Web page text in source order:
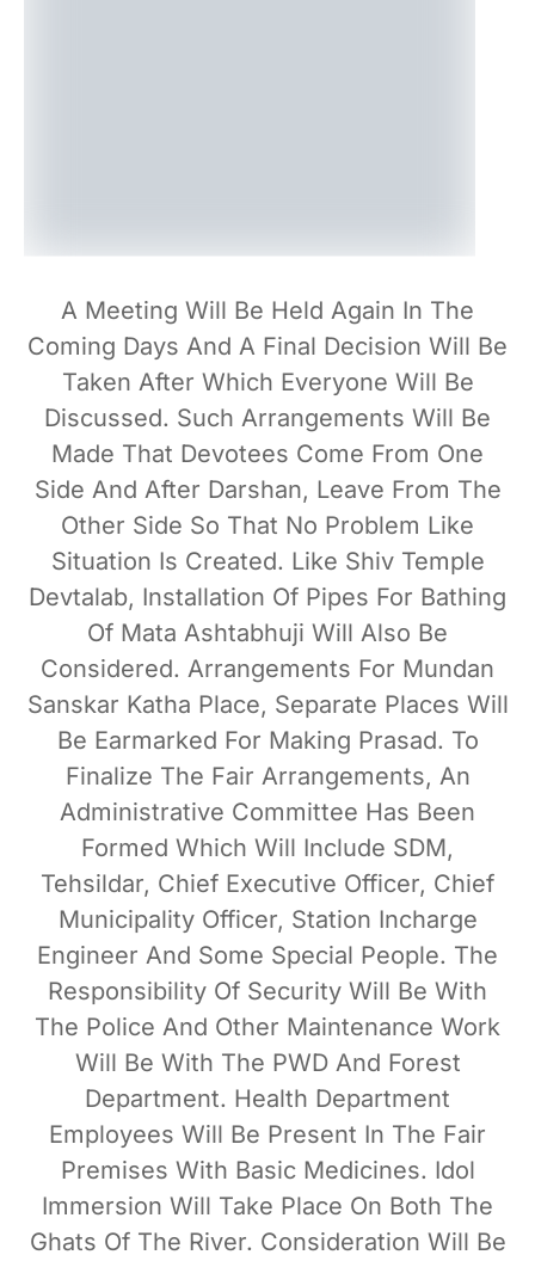
A Meeting Will Be Held Again In The
Coming Days And A Final Decision Will Be
Taken After Which Everyone Will Be
Discussed. Such Arrangements Will Be
Made That Devotees Come From One
Side And After Darshan, Leave From The
Other Side So That No Problem Like
Situation Is Created. Like Shiv Temple
Devtalab, Installation Of Pipes For Bathing
Of Mata Ashtabhuji Will Also Be
Considered. Arrangements For Mundan
Sanskar Katha Place, Separate Places Will
Be Earmarked For Making Prasad. To
Finalize The Fair Arrangements, An
Administrative Committee Has Been
Formed Which Will Include SDM,
Tehsildar, Chief Executive Officer, Chief
Municipality Officer, Station Incharge
Engineer And Some Special People. The
Responsibility Of Security Will Be With
The Police And Other Maintenance Work
Will Be With The PWD And Forest
Department. Health Department
Employees Will Be Present In The Fair
Premises With Basic Medicines. Idol
Immersion Will Take Place On Both The
Ghats Of The River. Consideration Will Be